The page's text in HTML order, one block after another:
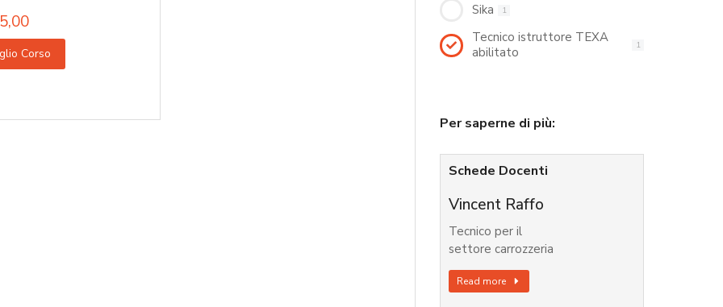
Corso
Sika 1
Tecnico istruttore TEXA
abilitato
1
Per saperne di più:
Schede Docenti
Vincent Raffo
Tecnico per il
settore carrozzeria
Read more